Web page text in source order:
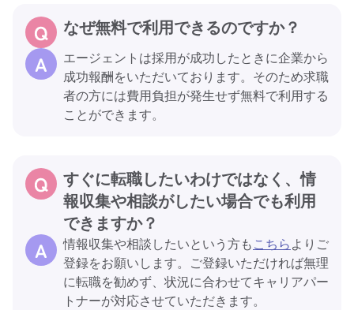
なぜ無料で利用できるのですか？
エージェントは採用が成功したときに企業から
成功報酬をいただいております。そのため求職
者の方には費用負担が発生せず無料で利用する
ことができます。
すぐに転職したいわけではなく、情
報収集や相談がしたい場合でも利用
できますか？
情報収集や相談したいという方もこちらよりご
登録をお願いします。ご登録いただければ無理
に転職を勧めず、状況に合わせてキャリアパー
トナーが対応させていただきます。